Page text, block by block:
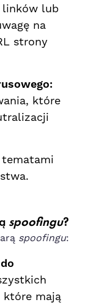
linków lub
na
strony
które
tematami
spoofingu?
spoofingu:
które mają